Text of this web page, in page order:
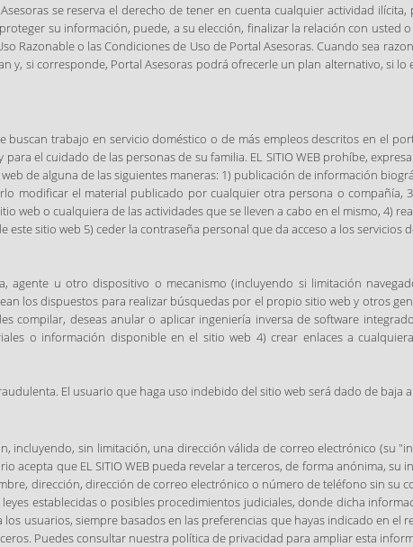
se reserva el derecho de tener en cuenta cualquier actividad
su información, puede, a su elección, finalizar la relación con usted
Razonable o las Condiciones de Uso de Portal Asesoras. Cuando sea
y, si corresponde, Portal Asesoras podrá ofrecerle un plan alternativo, si lo
buscan trabajo en servicio doméstico o de más empleos descritos en el
el cuidado de las personas de su familia. EL SITIO WEB prohíbe,
de alguna de las siguientes maneras: 1) publicación de información
modificar el material publicado por cualquier otra persona o compañía,
o cualquiera de las actividades que se lleven a cabo en el mismo, 4)
sitio web 5) ceder la contraseña personal que da acceso a los servicios
u otro dispositivo o mecanismo (incluyendo si limitación
los dispuestos para realizar búsquedas por el propio sitio web y otros
compilar, deseas anular o aplicar ingeniería inversa de software
o información disponible en el sitio web 4) crear enlaces a
El usuario que haga uso indebido del sitio web será dado de baja
incluyendo, sin limitación, una dirección válida de correo electrónico (su
acepta que EL SITIO WEB pueda revelar a terceros, de forma anónima, su
dirección, dirección de correo electrónico o número de teléfono sin su
establecidas o posibles procedimientos judiciales, donde dicha
usuarios, siempre basados en las preferencias que hayas indicado en el
Puedes consultar nuestra política de privacidad para ampliar esta